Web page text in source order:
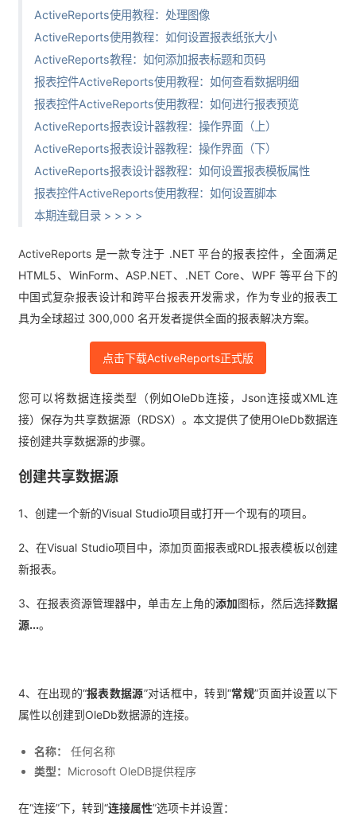
ActiveReports使用教程：处理图像
ActiveReports使用教程：如何设置报表纸张大小
ActiveReports教程：如何添加报表标题和页码
报表控件ActiveReports使用教程：如何查看数据明细
报表控件ActiveReports使用教程：如何进行报表预览
ActiveReports报表设计器教程：操作界面（上）
ActiveReports报表设计器教程：操作界面（下）
ActiveReports报表设计器教程：如何设置报表模板属性
报表控件ActiveReports使用教程：如何设置脚本
本期连载目录 > > > >
ActiveReports 是一款专注于 .NET 平台的报表控件，全面满足
HTML5、WinForm、ASP.NET、.NET Core、WPF 等平台下的
中国式复杂报表设计和跨平台报表开发需求，作为专业的报表工
具为全球超过 300,000 名开发者提供全面的报表解决方案。
点击下载ActiveReports正式版
您可以将数据连接类型（例如OleDb连接，Json连接或XML连
接）保存为共享数据源（RDSX）。本文提供了使用OleDb数据连
接创建共享数据源的步骤。
创建共享数据源
1、创建一个新的Visual Studio项目或打开一个现有的项目。
2、在Visual Studio项目中，添加页面报表或RDL报表模板以创建
新报表。
3、在报表资源管理器中，单击左上角的添加图标，然后选择数据
源...。
4、在出现的“报表数据源”对话框中，转到“常规”页面并设置以下
属性以创建到OleDb数据源的连接。
名称：
任何名称
类型： Microsoft OleDB提供程序
在“连接”下，转到“连接属性”选项卡并设置：